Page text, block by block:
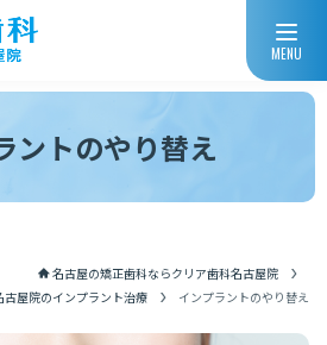
MENU
ントのやり替え
名古屋の矯正歯科ならクリア歯科名古屋院
古屋院のインプラント治療
インプラントのやり替え